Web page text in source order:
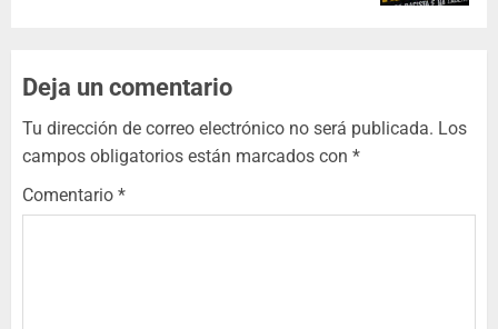
Deja un comentario
Tu dirección de correo electrónico no será publicada. Los
campos obligatorios están marcados con *
Comentario *